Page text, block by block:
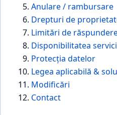
Anulare / rambursare
Drepturi de
Limitări de
Disponibilitatea
Protecția datelor
Legea aplicabilă &
Modificări
Contact